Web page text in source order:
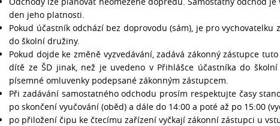
den jeho platnosti.
Pokud účastník odchází bez doprovodu (sám), je pro vychovatelku
do školní družiny.
Pokud dojde ke změně vyzvedávání, zadává zákonný zástupce
dítě ze ŠD jinak, než je uvedeno v Přihlášce účastníka do
písemné omluvenky podepsané zákonným zástupcem.
Při zadávání samostatného odchodu prosím respektujte časy
po skončení vyučování (oběd) a dále do 14:00 a poté až po 15:00
po přiložení čipu ke čtecímu zařízení vyčkají zákonní zástupci u